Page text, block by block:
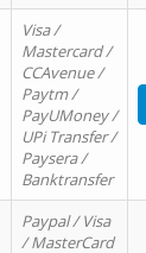
Visa /
Mastercard /
CCAvenue /
Paytm /
PayUMoney /
UPi Transfer /
Paysera /
Banktransfer
Paypal / Visa
/ MasterCard